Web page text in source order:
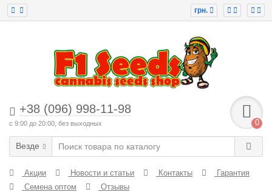
грн.
+38 (096) 998-11-98
с 9:00 до 20:00, без выходных 0
Везде
Акции Новости и статьи Контакты
Гарантия
Семена оптом
Отзывы